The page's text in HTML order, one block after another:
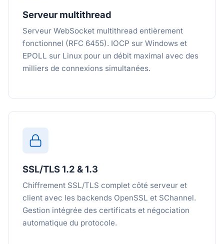
Serveur multithread
Serveur WebSocket multithread entièrement
fonctionnel (RFC 6455). IOCP sur Windows et
EPOLL sur Linux pour un débit maximal avec des
milliers de connexions simultanées.
SSL/TLS 1.2 & 1.3
Chiffrement SSL/TLS complet côté serveur et
client avec les backends OpenSSL et SChannel.
Gestion intégrée des certificats et négociation
automatique du protocole.